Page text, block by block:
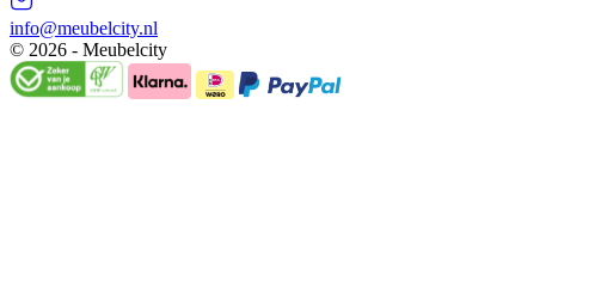
info@meubelcity.nl
© 2026 - Meubelcity